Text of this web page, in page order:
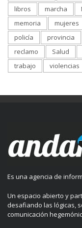
libros
marcha
memoria
mujeres
policía
provincia
reclamo
Salud
trabajo
violencias
Es una agencia de
Un espacio abierto y
desafiando las lógicas,
comunicación